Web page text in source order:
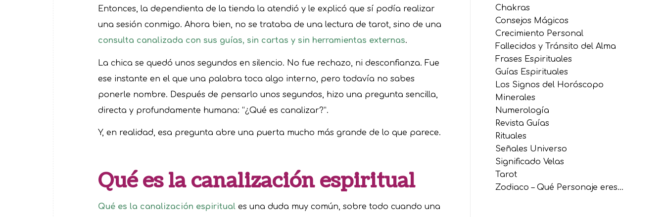
Entonces, la dependienta de la tienda la atendió y le explicó que sí podía realizar
una sesión conmigo. Ahora bien, no se trataba de una lectura de tarot, sino de una
consulta canalizada con sus guías, sin cartas y sin herramientas externas.
La chica se quedó unos segundos en silencio. No fue rechazo, ni desconfianza. Fue
ese instante en el que una palabra toca algo interno, pero todavía no sabes
ponerle nombre. Después de pensarlo unos segundos, hizo una pregunta sencilla,
directa y profundamente humana: “¿Qué es canalizar?”.
Y, en realidad, esa pregunta abre una puerta mucho más grande de lo que parece.
Qué es la canalización espiritual
Qué es la canalización espiritual es una duda muy común, sobre todo cuando una
Chakras
Consejos Mágicos
Crecimiento Personal
Fallecidos y Tránsito del Alma
Frases Espirituales
Guías Espirituales
Los Signos del Horóscopo
Minerales
Numerología
Revista Guías
Rituales
Señales Universo
Significado Velas
Tarot
Zodiaco – Qué Personaje eres…